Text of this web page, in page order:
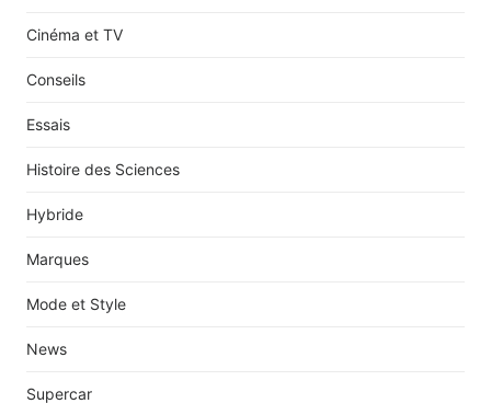
Cinéma et TV
Conseils
Essais
Histoire des Sciences
Hybride
Marques
Mode et Style
News
Supercar